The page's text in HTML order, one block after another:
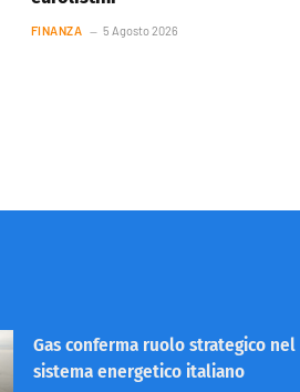
FINANZA 5 Agosto 2026
Gas conferma ruolo strategico nel
sistema energetico italiano